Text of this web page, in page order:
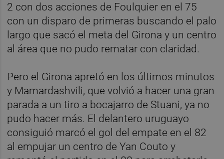
2 con dos acciones de Foulquier en el 75
con un disparo de primeras buscando el palo
largo que sacó el meta del Girona y un centro
al área que no pudo rematar con claridad.
Pero el Girona apretó en los últimos minutos
y Mamardashvili, que volvió a hacer una gran
parada a un tiro a bocajarro de Stuani, ya no
pudo hacer más. El delantero uruguayo
consiguió marcó el gol del empate en el 82
al empujar un centro de Yan Couto y